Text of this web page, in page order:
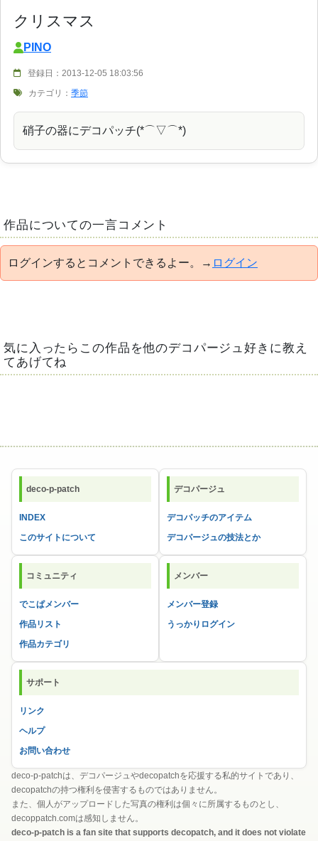
クリスマス
PINO
登録日：2013-12-05 18:03:56
カテゴリ： 季節
硝子の器にデコパッチ(*⌒▽⌒*)
作品についての一言コメント
ログインするとコメントできるよー。→ ログイン
気に入ったらこの作品を他のデコパージュ好きに教え
てあげてね
deco-p-patch
INDEX
このサイトについて
デコパージュ
デコパッチのアイテム
デコパージュの技法とか
コミュニティ
でこぱメンバー
作品リスト
作品カテゴリ
メンバー
メンバー登録
うっかりログイン
サポート
リンク
ヘルプ
お問い合わせ
deco-p-patchは、デコパージュやdecopatchを応援する私的サイトであり、
decopatchの持つ権利を侵害するものではありません。
また、個人がアップロードした写真の権利は個々に所属するものとし、
decoppatch.comは感知しません。
deco-p-patch is a fan site that supports decopatch, and it does not violate